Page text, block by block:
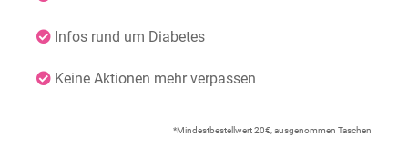
Infos rund um Diabetes
Keine Aktionen mehr verpassen
*Mindestbestellwert 20€, ausgenommen Taschen